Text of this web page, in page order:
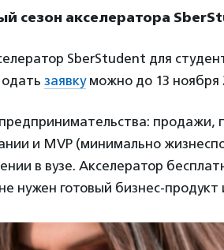
сезон акселератора
SberStudent для
заявкуможно до 13 ноября
продажи,
и MVP (минимально
в вузе. Акселератор
нужен готовый бизнес-продукт